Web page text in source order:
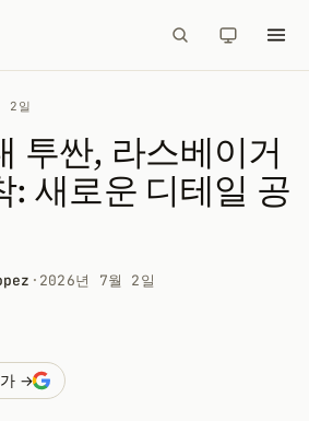
2일
투싼, 라스베이거
: 새로운 디테일 공
· 2026년 7월 2일
가 →